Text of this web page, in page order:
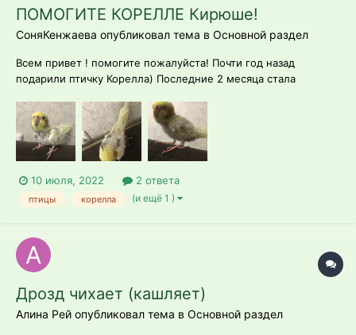
ПОМОГИТЕ КОРЕЛЛЕ Кирюше!
СоняКенжаева опубликовал тема в Основной раздел
Всем привет ! помогите пожалуйста! Почти год назад
подарили птичку Корелла) Последние 2 месяца стала
Уже совсем лысым стал ..День за днём все меньше и
меньше оперения. Последние 2 дня вообще перестал летать
,просто ходит по дому....
10 июля, 2022 2 ответа
птицы корелла (и ещё 1 )
Дрозд чихает (кашляет)
Алина Рей опубликовал тема в Основной раздел